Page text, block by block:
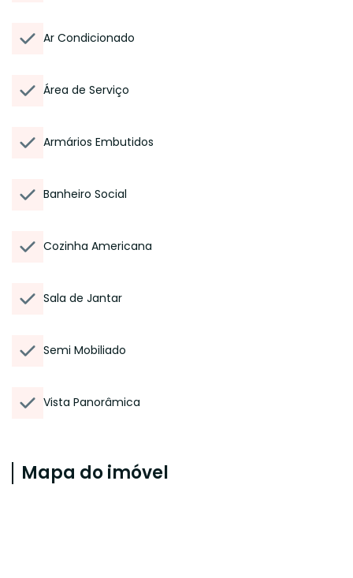
Ar Condicionado
Área de Serviço
Armários Embutidos
Banheiro Social
Cozinha Americana
Sala de Jantar
Semi Mobiliado
Vista Panorâmica
Mapa do imóvel